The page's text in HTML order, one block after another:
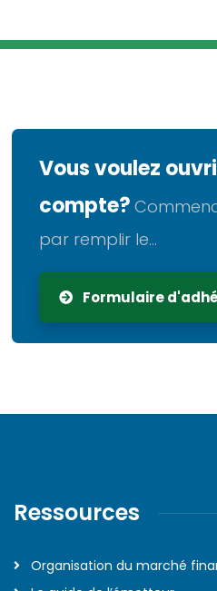
Vous voulez
compte?
par remplir le...
Formulaire
Ressources
Organisation du marché